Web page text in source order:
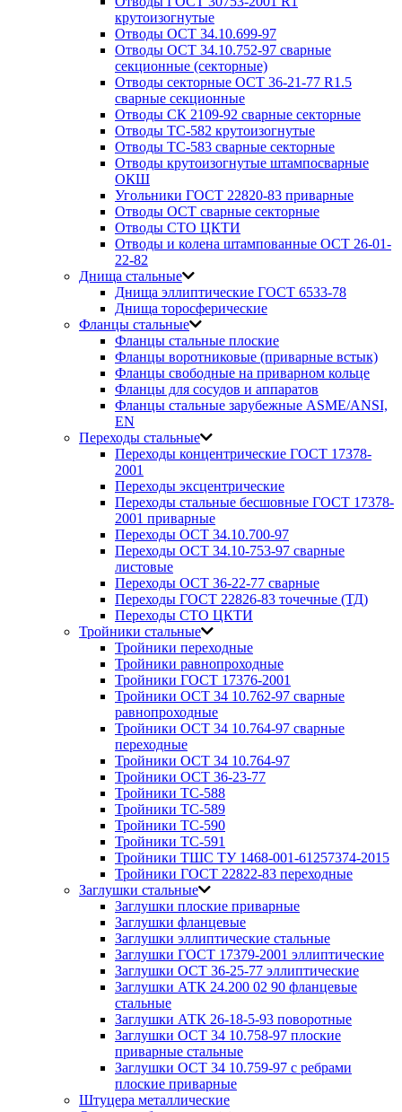
крутоизогнутые
Отводы ОСТ 34.10.699-97
Отводы ОСТ 34.10.752-97 сварные
секционные (секторные)
Отводы секторные ОСТ 36-21-77 R1.5
сварные секционные
Отводы СК 2109-92 сварные секторные
Отводы ТС-582 крутоизогнутые
Отводы ТС-583 сварные секторные
Отводы крутоизогнутые штампосварные
ОКШ
Угольники ГОСТ 22820-83 приварные
Отводы ОСТ сварные секторные
Отводы СТО ЦКТИ
Отводы и колена штампованные ОСТ 26-01-
22-82
Днища стальные
Днища эллиптические ГОСТ 6533-78
Днища торосферические
Фланцы стальные
Фланцы стальные плоские
Фланцы воротниковые (приварные встык)
Фланцы свободные на приварном кольце
Фланцы для сосудов и аппаратов
Фланцы стальные зарубежные ASME/ANSI,
EN
Переходы стальные
Переходы концентрические ГОСТ 17378-
2001
Переходы эксцентрические
Переходы стальные бесшовные ГОСТ 17378-
2001 приварные
Переходы ОСТ 34.10.700-97
Переходы ОСТ 34.10-753-97 сварные
листовые
Переходы ОСТ 36-22-77 сварные
Переходы ГОСТ 22826-83 точечные (ТД)
Переходы СТО ЦКТИ
Тройники стальные
Тройники переходные
Тройники равнопроходные
Тройники ГОСТ 17376-2001
Тройники ОСТ 34 10.762-97 сварные
равнопроходные
Тройники ОСТ 34 10.764-97 сварные
переходные
Тройники ОСТ 34 10.764-97
Тройники ОСТ 36-23-77
Тройники ТС-588
Тройники ТС-589
Тройники ТС-590
Тройники ТС-591
Тройники ТШС ТУ 1468-001-61257374-2015
Тройники ГОСТ 22822-83 переходные
Заглушки стальные
Заглушки плоские приварные
Заглушки фланцевые
Заглушки эллиптические стальные
Заглушки ГОСТ 17379-2001 эллиптические
Заглушки ОСТ 36-25-77 эллиптические
Заглушки АТК 24.200 02 90 фланцевые
стальные
Заглушки АТК 26-18-5-93 поворотные
Заглушки ОСТ 34 10.758-97 плоские
приварные стальные
Заглушки ОСТ 34 10.759-97 с ребрами
плоские приварные
Штуцера металлические